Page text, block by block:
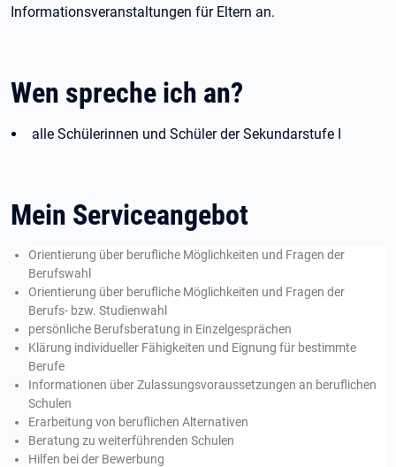
Informationsveranstaltungen für Eltern an.
Wen spreche ich an?
alle Schülerinnen und Schüler der Sekundarstufe I
Mein Serviceangebot
Orientierung über berufliche Möglichkeiten und Fragen der
Berufswahl
Orientierung über berufliche Möglichkeiten und Fragen der
Berufs- bzw. Studienwahl
persönliche Berufsberatung in Einzelgesprächen
Klärung individueller Fähigkeiten und Eignung für bestimmte
Berufe
Informationen über Zulassungsvoraussetzungen an beruflichen
Schulen
Erarbeitung von beruflichen Alternativen
Beratung zu weiterführenden Schulen
Hilfen bei der Bewerbung